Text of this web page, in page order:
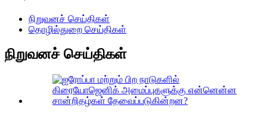
நிறுவனச் செய்திகள்
தொழில்துறை செய்திகள்
நிறுவனச் செய்திகள்